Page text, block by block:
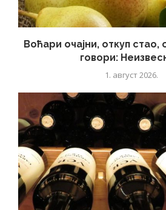
Воћари очајни, откуп стао,
говори:
1. август 2026.